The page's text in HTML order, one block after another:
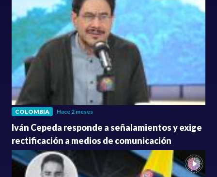
COLOMBIA Hace 2 meses
Iván Cepeda responde a señalamientos y exige
rectificación a medios de comunicación